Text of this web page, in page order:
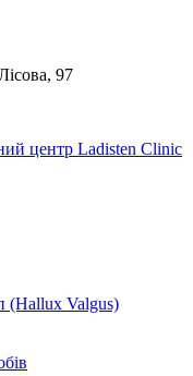
97
(Hallux Valgus)